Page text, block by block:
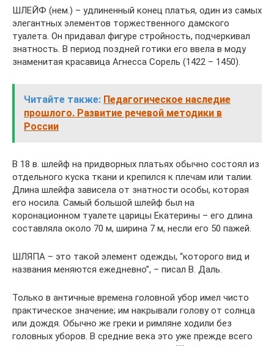
ШЛЕЙФ (нем.) – удлиненный конец платья, один из самых
элегантных элементов торжественного дамского
туалета. Он придавал фигуре стройность, подчеркивал
знатность. В период поздней готики его ввела в моду
знаменитая красавица Агнесса Сорель (1422 – 1450).
Читайте также: Педагогическое наследие
прошлого. Развитие речевой методики в
России
В 18 в. шлейф на придворных платьях обычно состоял из
отдельного куска ткани и крепился к плечам или талии.
Длина шлейфа зависела от знатности особы, которая
его носила. Самый большой шлейф был на
коронационном туалете царицы Екатерины – его длина
составляла около 70 м, ширина 7 м, несли его 50 пажей.
ШЛЯПА – это такой элемент одежды, “которого вид и
названия меняются ежедневно”, – писал В. Даль.
Только в античные времена головной убор имел чисто
практическое значение; им накрывали голову от солнца
или дождя. Обычно же греки и римляне ходили без
головных уборов. В средние века это уже прежде всего